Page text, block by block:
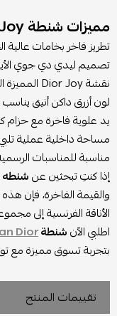
مميزات شنطة Christian Dior Lady Dior Joy
تطريز فاخر بخامات
تصميم ليدي دي جوي
نقشة Dior Joy المميزة التي تعكس الفخامة الكلاسيكية.
لون أزرق داكن أنيق
يد علوية فاخرة مع حزام
مساحة داخلية عملية تلبي
مناسبة للمناسبات
إذا كنتِ تبحثين عنشنطه
والقيمة الفاخرة، فإن
الأناقة الفرنسية إلى
اطلبي الآنشنطةDior
بتجربة تسوق مميزة مع
تقييمات المنتج